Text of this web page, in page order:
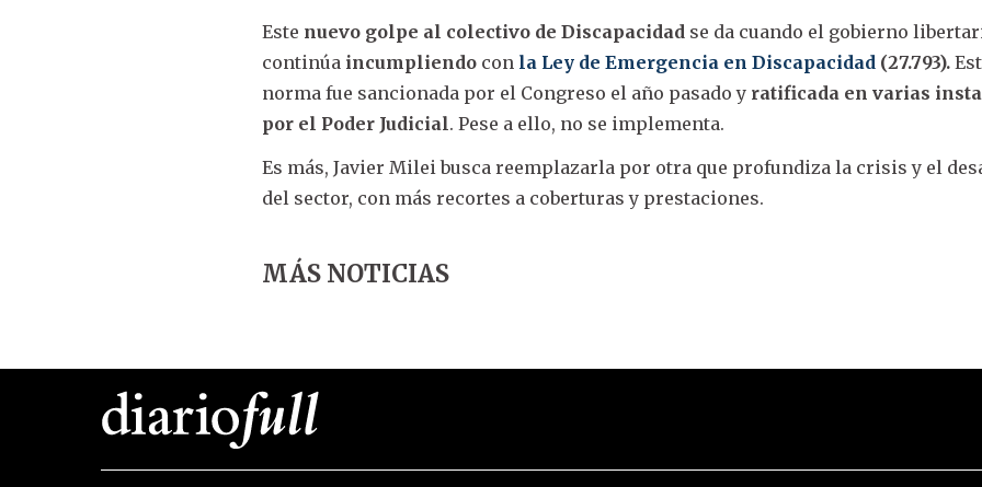
Este nuevo golpe al colectivo de Discapacidad se da cuando el gobierno
continúa incumpliendo con la Ley de Emergencia en Discapacidad (27.793).
norma fue sancionada por el Congreso el año pasado y ratificada en varias
por el Poder Judicial. Pese a ello, no se implementa.
Es más, Javier Milei busca reemplazarla por otra que profundiza la crisis y el
del sector, con más recortes a coberturas y prestaciones.
MÁS NOTICIAS